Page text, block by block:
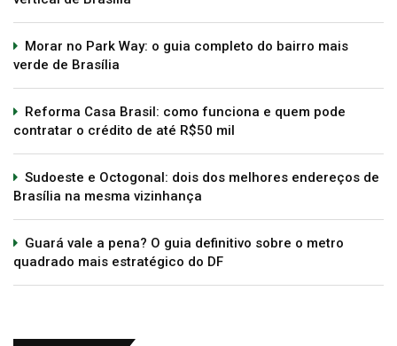
Morar no Park Way: o guia completo do bairro mais
verde de Brasília
Reforma Casa Brasil: como funciona e quem pode
contratar o crédito de até R$50 mil
Sudoeste e Octogonal: dois dos melhores endereços de
Brasília na mesma vizinhança
Guará vale a pena? O guia definitivo sobre o metro
quadrado mais estratégico do DF